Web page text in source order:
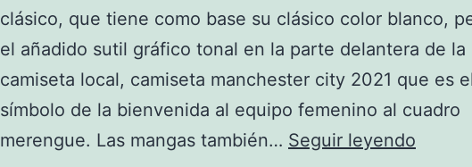
clásico, que tiene como base su clásico color blanco,
el añadido sutil gráfico tonal en la parte delantera de la
camiseta local, camiseta manchester city 2021 que es
símbolo de la bienvenida al equipo femenino al cuadro
merengue. Las mangas también… Seguir leyendo